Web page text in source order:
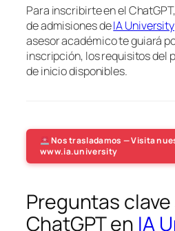
Para inscribirte en el
de admisiones deIA University
asesor académico te guiará
inscripción, los requisitos del
de inicio disponibles.
Nos trasladamos — Visita
www.ia.university
Preguntas
ChatGPT en IA